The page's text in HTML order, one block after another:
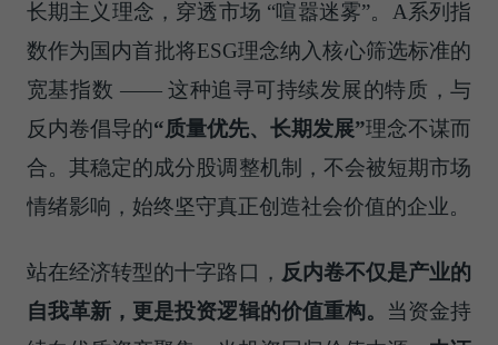
长期主义理念，穿透市场 “喧嚣迷雾”。A系列指
数作为国内首批将ESG理念纳入核心筛选标准的
宽基指数 —— 这种追寻可持续发展的特质，与
反内卷倡导的“质量优先、长期发展”理念不谋而
合。其稳定的成分股调整机制，不会被短期市场
情绪影响，始终坚守真正创造社会价值的企业。
站在经济转型的十字路口， 反内卷不仅是产业的
自我革新，更是投资逻辑的价值重构。 当资金持